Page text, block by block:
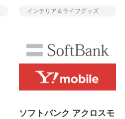
インテリア＆ライフグッズ
ソフトバンク アクロスモ